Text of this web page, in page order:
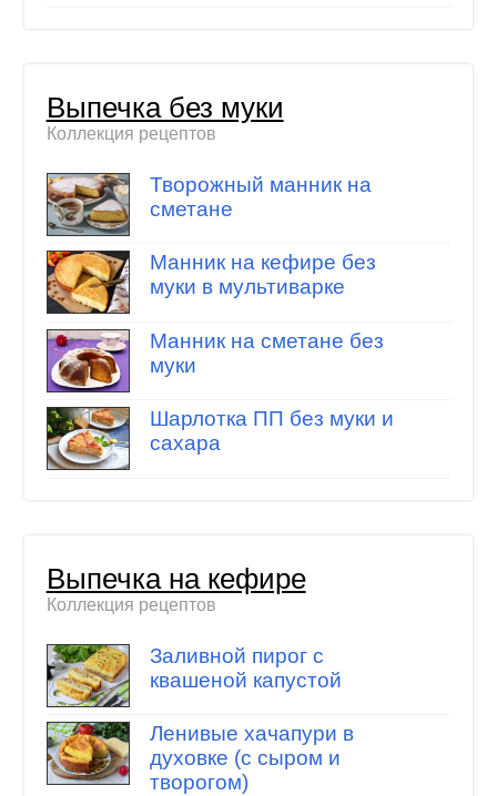
Выпечка без муки
Коллекция рецептов
Творожный манник на
сметане
Манник на кефире без
муки в мультиварке
Манник на сметане без
муки
Шарлотка ПП без муки и
сахара
Выпечка на кефире
Коллекция рецептов
Заливной пирог с
квашеной капустой
Ленивые хачапури в
духовке (с сыром и
творогом)